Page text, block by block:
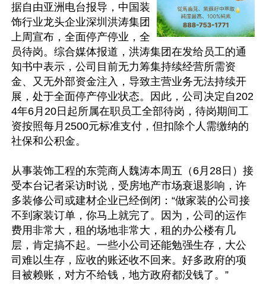
据自由亚洲电台报导，中国装
饰行业龙头企业深圳洪涛集团
上周宣布，全面停产停业，全
员待岗。综合媒体报道，洪涛集团在发给员工的通
知书中表示，公司目前无力筹集持续经营所需资
金、又无外部资金注入，导致主营业务无法持续开
展，处于全面停产停业状态。因此，公司决定自202
4年6月20日起所属在职员工全部待岗，待岗期间工
资按照每月2500元标准支付，但扣除个人需缴纳的
社保和公积金。
从事装饰工程的东莞商人魏涛本周五（6月28日）接
受本台记者采访时说，受房地产市场衰退影响，许
多装修公司或建材企业已经倒闭：“做家装的公司接
不到家装订单，你马上就完了。因为，公司的运作
费用非常大，租的场地非常大，租的办公楼有几
层，肯定搞不起。一些小公司还能勉强生存，大公
司难以生存，应收的账还收不回来。好多政府的项
目被赖账，对方不给钱，地方政府都没钱了。”